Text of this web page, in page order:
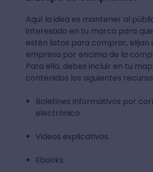
Aquí la idea es mantener al
interesado en tu marca para
estén listos para comprar, elijan
empresa por encima de la
Para ello, debes incluir en tu
contenidos los siguientes
Boletines informativos por
electrónico.
Videos explicativos.
Ebooks.